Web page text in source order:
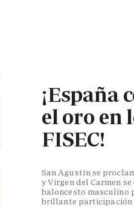
¡España
el oro en
FISEC!
San Agustín se
y Virgen del Carmen
baloncesto masculino
brillante participación